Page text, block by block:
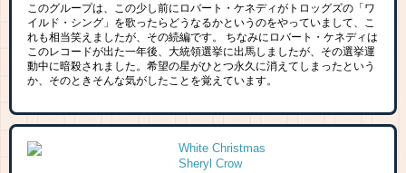
このグループは、この少し前にロバート・ケネディがトロッグズの「ワ
イルド・シング」を歌ったらどうなるかというのをやっていまして、こ
れも相当笑えましたが、その続編です。 ちなみにロバート・ケネディは
このレコードが出た一年後、大統領選挙に出馬しましたが、その選挙運
動中に暗殺されました。希望の星がひとつ永久に消えてしまったという
か、そのときそんな気がしたことを覚えています。
White Christmas
Sheryl Crow